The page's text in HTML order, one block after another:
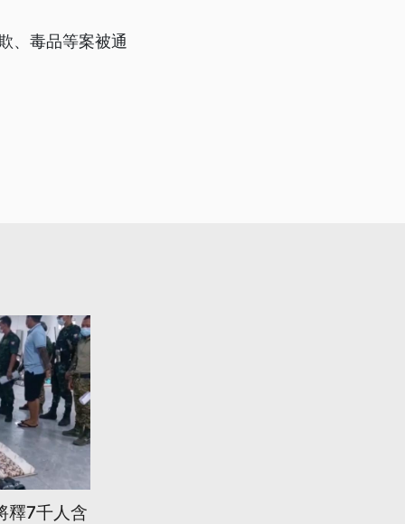
、毒品等案被通
釋7千人含